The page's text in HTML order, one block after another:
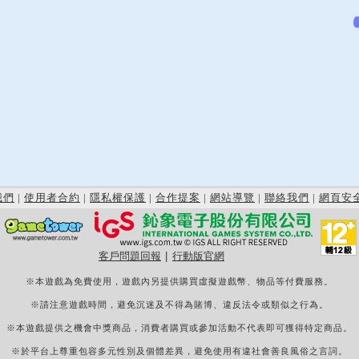
們 | 使用者合約 | 隱私權保護 | 合作提案 | 網站導覽 | 聯絡我們 | 網頁安
客戶問題回報 行動版官網
※本遊戲為免費使用，遊戲內另提供購買虛擬遊戲幣、物品等付費服務。
※請注意遊戲時間，避免沉迷及不得為賭博、違反法令或類似之行為。
※本遊戲提供之機會中獎商品，消費者購買或參加活動不代表即可獲得特定商品。
※於平台上尊重包容多元性別及個體差異，避免使用有違社會善良風俗之言詞。